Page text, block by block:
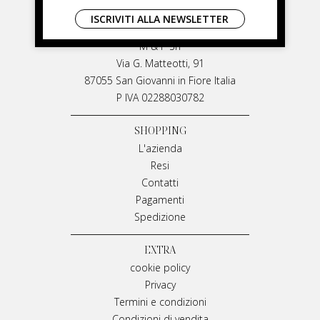
LIVIANA MIRARCHI
M & P Srl
Via G. Matteotti, 91
87055 San Giovanni in Fiore Italia
P IVA 02288030782
SHOPPING
L'azienda
Resi
Contatti
Pagamenti
Spedizione
EXTRA
cookie policy
Privacy
Termini e condizioni
ISCRIVITI ALLA NEWSLETTER